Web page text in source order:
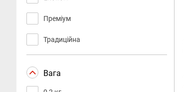
Преміум
Традиційна
Вага